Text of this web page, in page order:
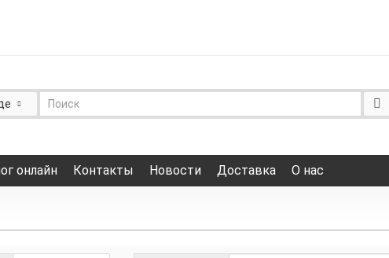
онлайн Контакты Новости Доставка О нас